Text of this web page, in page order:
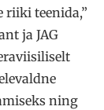
riiki teenida,”
ja JAG
ning